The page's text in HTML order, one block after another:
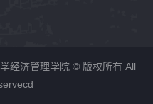
经济管理学院 © 版权所有 All